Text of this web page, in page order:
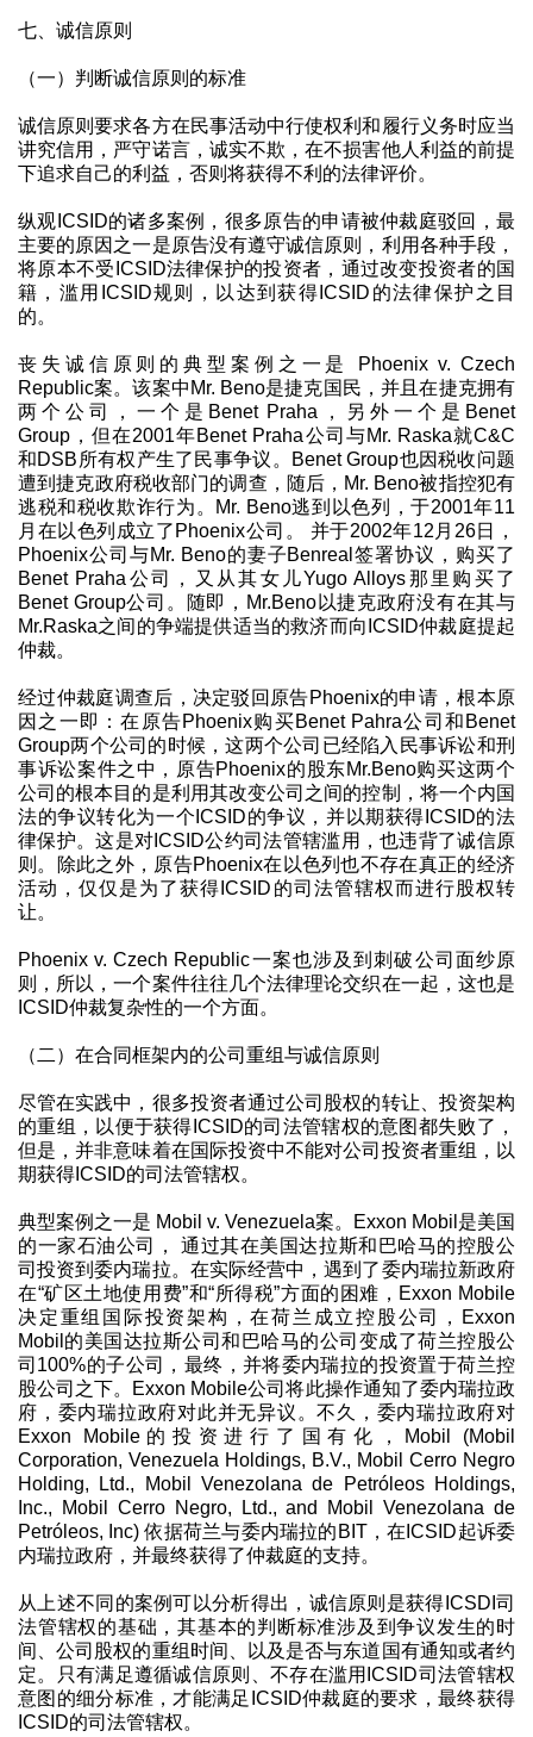
七、诚信原则
（一）判断诚信原则的标准
诚信原则要求各方在民事活动中行使权利和履行义务时应当
讲究信用，严守诺言，诚实不欺，在不损害他人利益的前提
下追求自己的利益，否则将获得不利的法律评价。
纵观ICSID的诸多案例，很多原告的申请被仲裁庭驳回，最
主要的原因之一是原告没有遵守诚信原则，利用各种手段，
将原本不受ICSID法律保护的投资者，通过改变投资者的国
籍，滥用ICSID规则，以达到获得ICSID的法律保护之目
的。
丧失诚信原则的典型案例之一是 Phoenix v. Czech
Republic案。该案中Mr. Beno是捷克国民，并且在捷克拥有
两个公司，一个是Benet Praha，另外一个是Benet
Group，但在2001年Benet Praha公司与Mr. Raska就C&C
和DSB所有权产生了民事争议。Benet Group也因税收问题
遭到捷克政府税收部门的调查，随后，Mr. Beno被指控犯有
逃税和税收欺诈行为。Mr. Beno逃到以色列，于2001年11
月在以色列成立了Phoenix公司。 并于2002年12月26日，
Phoenix公司与Mr. Beno的妻子Benreal签署协议，购买了
Benet Praha公司，又从其女儿Yugo Alloys那里购买了
Benet Group公司。随即，Mr.Beno以捷克政府没有在其与
Mr.Raska之间的争端提供适当的救济而向ICSID仲裁庭提起
仲裁。
经过仲裁庭调查后，决定驳回原告Phoenix的申请，根本原
因之一即：在原告Phoenix购买Benet Pahra公司和Benet
Group两个公司的时候，这两个公司已经陷入民事诉讼和刑
事诉讼案件之中，原告Phoenix的股东Mr.Beno购买这两个
公司的根本目的是利用其改变公司之间的控制，将一个内国
法的争议转化为一个ICSID的争议，并以期获得ICSID的法
律保护。这是对ICSID公约司法管辖滥用，也违背了诚信原
则。除此之外，原告Phoenix在以色列也不存在真正的经济
活动，仅仅是为了获得ICSID的司法管辖权而进行股权转
让。
Phoenix v. Czech Republic一案也涉及到刺破公司面纱原
则，所以，一个案件往往几个法律理论交织在一起，这也是
ICSID仲裁复杂性的一个方面。
（二）在合同框架内的公司重组与诚信原则
尽管在实践中，很多投资者通过公司股权的转让、投资架构
的重组，以便于获得ICSID的司法管辖权的意图都失败了，
但是，并非意味着在国际投资中不能对公司投资者重组，以
期获得ICSID的司法管辖权。
典型案例之一是 Mobil v. Venezuela案。Exxon Mobil是美国
的一家石油公司， 通过其在美国达拉斯和巴哈马的控股公
司投资到委内瑞拉。在实际经营中，遇到了委内瑞拉新政府
在“矿区土地使用费”和“所得税”方面的困难，Exxon Mobile
决定重组国际投资架构，在荷兰成立控股公司，Exxon
Mobil的美国达拉斯公司和巴哈马的公司变成了荷兰控股公
司100%的子公司，最终，并将委内瑞拉的投资置于荷兰控
股公司之下。Exxon Mobile公司将此操作通知了委内瑞拉政
府，委内瑞拉政府对此并无异议。不久，委内瑞拉政府对
Exxon Mobile的投资进行了国有化，Mobil (Mobil
Corporation, Venezuela Holdings, B.V., Mobil Cerro Negro
Holding, Ltd., Mobil Venezolana de Petróleos Holdings,
Inc., Mobil Cerro Negro, Ltd., and Mobil Venezolana de
Petróleos, Inc) 依据荷兰与委内瑞拉的BIT，在ICSID起诉委
内瑞拉政府，并最终获得了仲裁庭的支持。
从上述不同的案例可以分析得出，诚信原则是获得ICSDI司
法管辖权的基础，其基本的判断标准涉及到争议发生的时
间、公司股权的重组时间、以及是否与东道国有通知或者约
定。只有满足遵循诚信原则、不存在滥用ICSID司法管辖权
意图的细分标准，才能满足ICSID仲裁庭的要求，最终获得
ICSID的司法管辖权。